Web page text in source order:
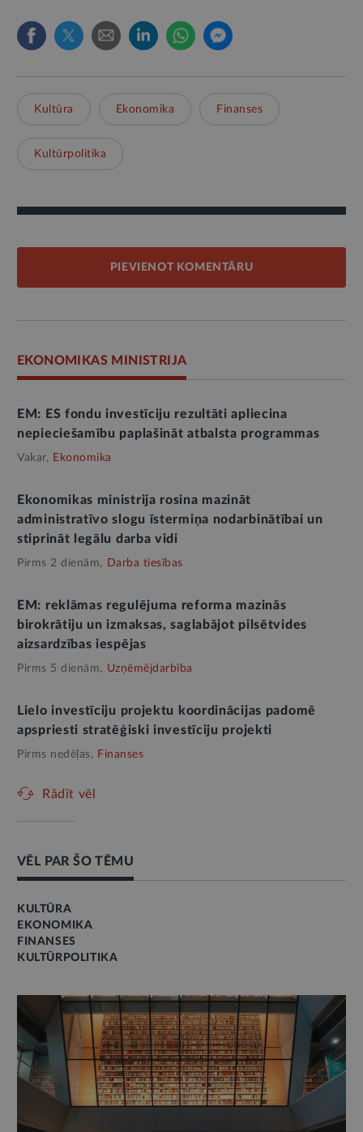
Kultūra Ekonomika Finanses
Kultūrpolitika
PIEVIENOT KOMENTĀRU
EKONOMIKAS MINISTRIJA
EM: ES fondu investīciju rezultāti apliecina
nepieciešamību paplašināt atbalsta programmas
Vakar, Ekonomika
Ekonomikas ministrija rosina mazināt
administratīvo slogu īstermiņa nodarbinātībai un
stiprināt legālu darba vidi
Pirms 2 dienām, Darba tiesības
EM: reklāmas regulējuma reforma mazinās
birokrātiju un izmaksas, saglabājot pilsētvides
aizsardzības iespējas
Pirms 5 dienām, Uzņēmējdarbība
Lielo investīciju projektu koordinācijas padomē
apspriesti stratēģiski investīciju projekti
Pirms nedēļas, Finanses
Rādīt vēl
VĒL PAR ŠO TĒMU
KULTŪRA
EKONOMIKA
FINANSES
KULTŪRPOLITIKA